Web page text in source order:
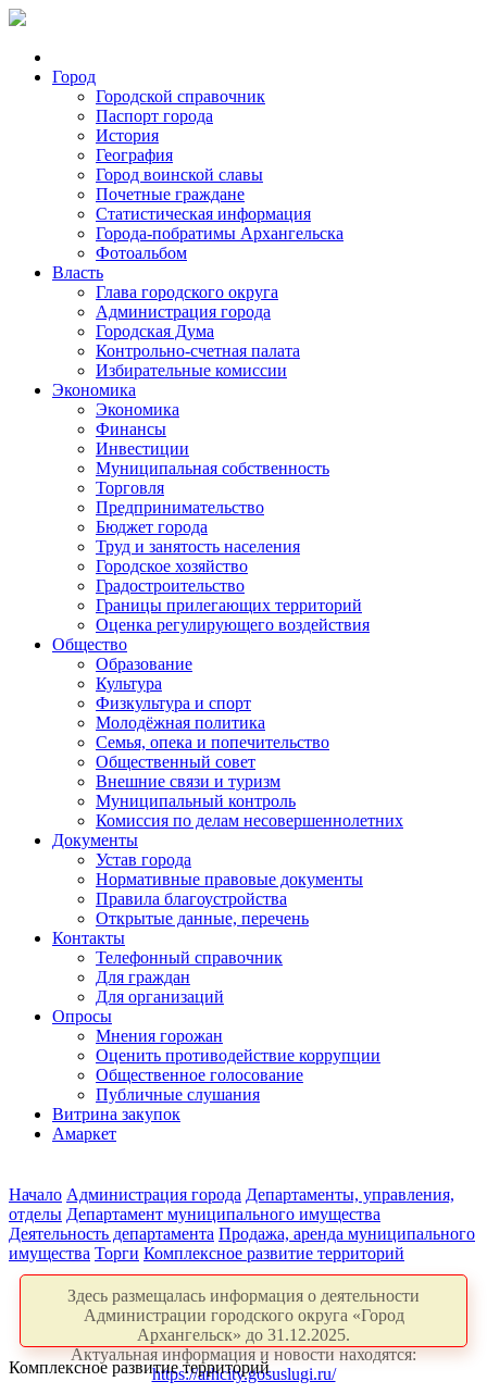
Город
Городской справочник
Паспорт города
История
География
Город воинской славы
Почетные граждане
Статистическая информация
Города-побратимы Архангельска
Фотоальбом
Власть
Глава городского округа
Администрация города
Городская Дума
Контрольно-счетная палата
Избирательные комиссии
Экономика
Экономика
Финансы
Инвестиции
Муниципальная собственность
Торговля
Предпринимательство
Бюджет города
Труд и занятость населения
Городское хозяйство
Градостроительство
Границы прилегающих территорий
Оценка регулирующего воздействия
Общество
Образование
Культура
Физкультура и спорт
Молодёжная политика
Семья, опека и попечительство
Общественный совет
Внешние связи и туризм
Муниципальный контроль
Комиссия по делам несовершеннолетних
Документы
Устав города
Нормативные правовые документы
Правила благоустройства
Открытые данные, перечень
Контакты
Телефонный справочник
Для граждан
Для организаций
Опросы
Мнения горожан
Оценить противодействие коррупции
Общественное голосование
Публичные слушания
Витрина закупок
Амаркет
Начало Администрация города Департаменты, управления,
отделы Департамент муниципального имущества
Деятельность департамента Продажа, аренда муниципального
имущества Торги Комплексное развитие территорий
Здесь размещалась информация о деятельности
Администрации городского округа «Город
Архангельск» до 31.12.2025.
Актуальная информация и новости находятся:
https://arhcity.gosuslugi.ru/
Комплексное развитие территорий